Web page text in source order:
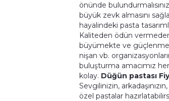
önünde
büyük zevk almasını
hayalindeki pasta
Kaliteden ödün
büyümekte ve
nişan vb.
buluşturma amacımız
kolay. Düğün pastası
Sevgilinizin,
özel pastalar